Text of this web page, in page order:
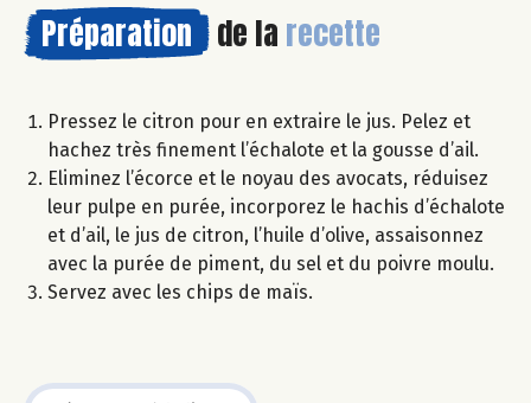
Préparation de la recette
Pressez le citron pour en extraire le jus. Pelez et
hachez très finement l’échalote et la gousse d’ail.
Eliminez l’écorce et le noyau des avocats, réduisez
leur pulpe en purée, incorporez le hachis d’échalote
et d’ail, le jus de citron, l’huile d’olive, assaisonnez
avec la purée de piment, du sel et du poivre moulu.
Servez avec les chips de maïs.